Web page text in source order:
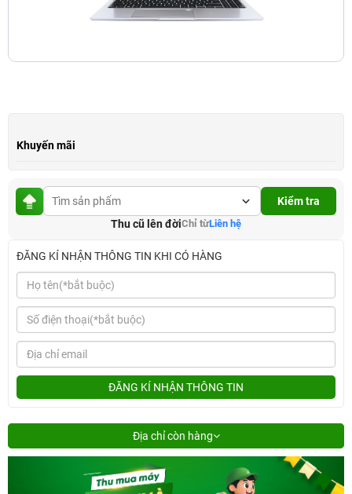
Khuyến mãi
Kiểm tra
Thu cũ lên đờiChỉ từLiên hệ
ĐĂNG KÍ NHẬN THÔNG TIN KHI CÓ HÀNG
ĐĂNG KÍ NHẬN THÔNG TIN
Địa chỉ còn hàng